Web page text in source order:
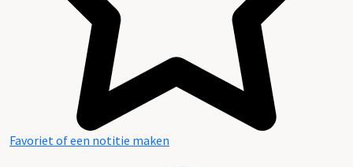
Favoriet of een notitie maken